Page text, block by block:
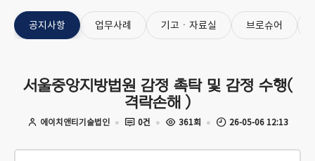
공지사항 업무사례 기고ㆍ자료실 브로슈어
서울중앙지방법원 감정 촉탁 및 감정 수행(
격락손해 )
에이치앤티기술법인 0건 361회 26-05-06 12:13